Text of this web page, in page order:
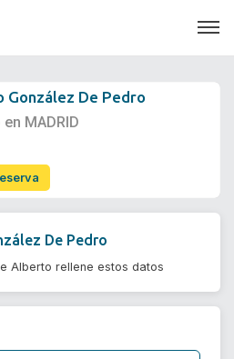
Soporte
un doctor?
González De Pedro
en MADRID
De Pedro
Alberto rellene estos datos